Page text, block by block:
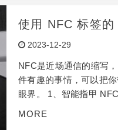
使用 NFC 标签
2023-12-29
NFC是近场通信的缩写
件有趣的事情，可以把
眼界。 1、智能指甲
MORE